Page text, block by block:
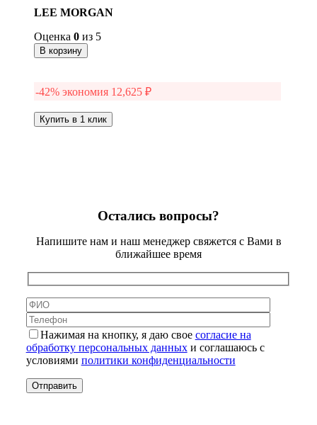
составляла
LEE MORGAN
Оценка 0 из 5
В корзину
-42% экономия 12,625 ₽
Купить в 1 клик
Остались вопросы?
Напишите нам и наш менеджер свяжется с Вами в
ближайшее время
Нажимая на кнопку, я даю свое согласие на
обработку персональных данныхи соглашаюсь с
условиями политики конфиденциальности